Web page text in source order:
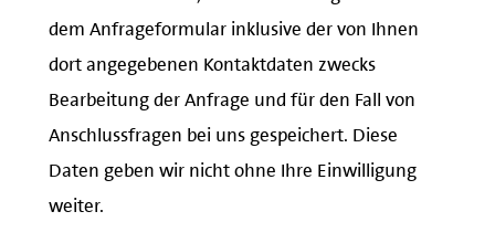
dem Anfrageformular inklusive der von Ihnen
dort angegebenen Kontaktdaten zwecks
Bearbeitung der Anfrage und für den Fall von
Anschlussfragen bei uns gespeichert. Diese
Daten geben wir nicht ohne Ihre Einwilligung
weiter.